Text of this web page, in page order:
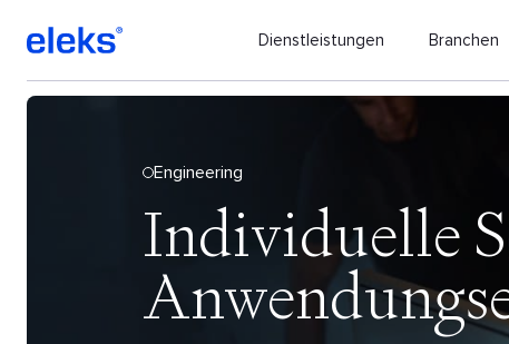
Dienstleistungen Branchen
Engineering
Individuelle